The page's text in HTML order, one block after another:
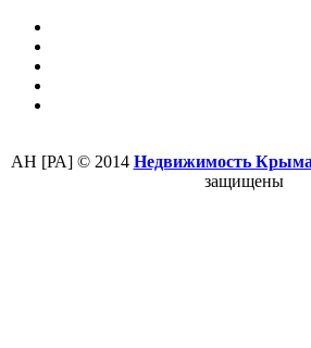
АН [РА] © 2014 Недвижимость
защищены